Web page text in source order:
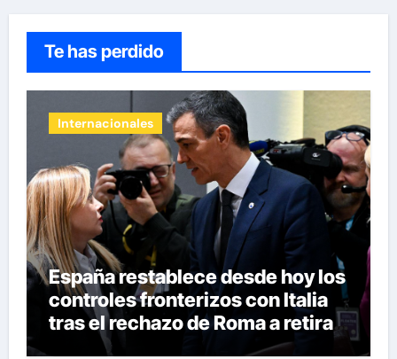
Te has perdido
Internacionales
España restablece desde hoy los
controles fronterizos con Italia
tras el rechazo de Roma a retirar
las restricciones